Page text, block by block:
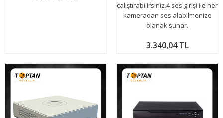
çalıştırabilirsiniz.4 ses girişi ile her
kameradan ses alabilmenize
olanak sunar.
3.340,04 TL